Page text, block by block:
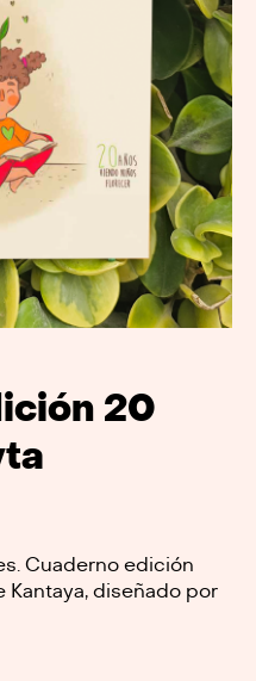
20
Cuaderno edición
diseñado por